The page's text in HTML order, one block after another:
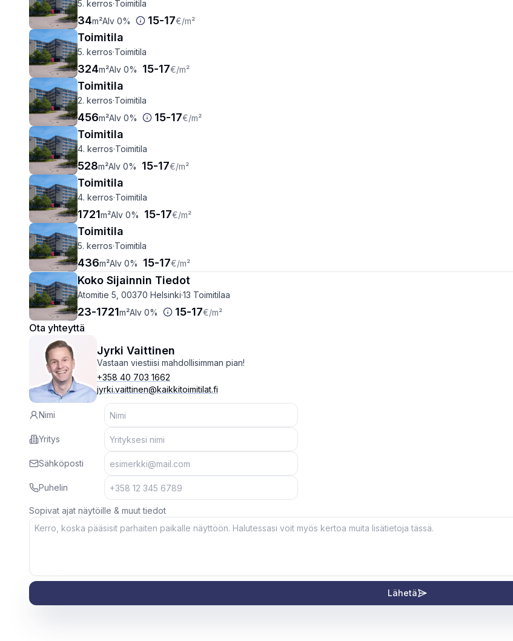
5. kerros·Toimitila
34m²Alv 0% 15-17€/m²
Toimitila
5. kerros·Toimitila
324m²Alv 0% 15-17€/m²
Toimitila
2. kerros·Toimitila
456m²Alv 0% 15-17€/m²
Toimitila
4. kerros·Toimitila
528m²Alv 0% 15-17€/m²
Toimitila
4. kerros·Toimitila
1721m²Alv 0% 15-17€/m²
Toimitila
5. kerros·Toimitila
436m²Alv 0% 15-17€/m²
Koko Sijainnin Tiedot
Atomitie 5, 00370 Helsinki·13 Toimitilaa
23-1721m²Alv 0% 15-17€/m²
Ota yhteyttä
Jyrki Vaittinen
Vastaan viestiisi mahdollisimman pian!
+358 40 703 1662
jyrki.vaittinen@kaikkitoimitilat.fi
Nimi
Yritys
Sähköposti
Puhelin
Sopivat ajat näytöille & muut tiedot
Lähetä